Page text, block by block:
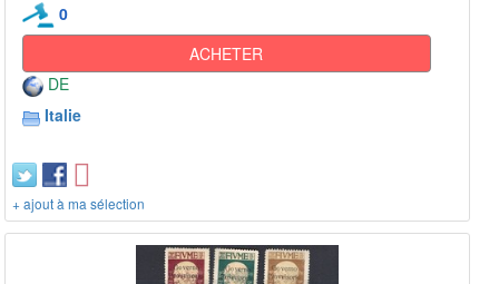
0
ACHETER
DE
Italie
+ ajout à ma sélection